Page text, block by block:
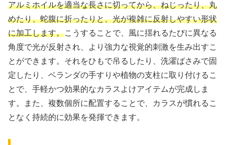
アルミホイルを適当な長さに切ってから、ねじったり、丸
めたり、蛇腹に折ったりと、光が複雑に反射しやすい形状
に加工します。こうすることで、風に揺れるたびに異なる
角度で光が反射され、より強力な視覚的刺激を生み出すこ
とができます。それをひもで吊るしたり、洗濯ばさみで固
定したり、ベランダの手すりや植物の支柱に取り付けるこ
とで、手軽かつ効果的なカラスよけアイテムが完成しま
す。また、複数個所に配置することで、カラスが慣れるこ
となく持続的に効果を発揮できます。